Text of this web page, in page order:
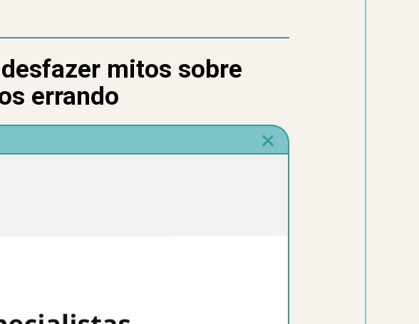
mitos sobre
errando